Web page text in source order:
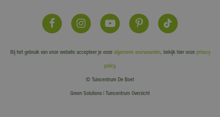
Bij het gebruik van onze website accepteer je onze algemene voorwaarden, bekijk hier onze privacy
policy.
© Tuincentrum De Boet
Green Solutions | Tuincentrum Overzicht